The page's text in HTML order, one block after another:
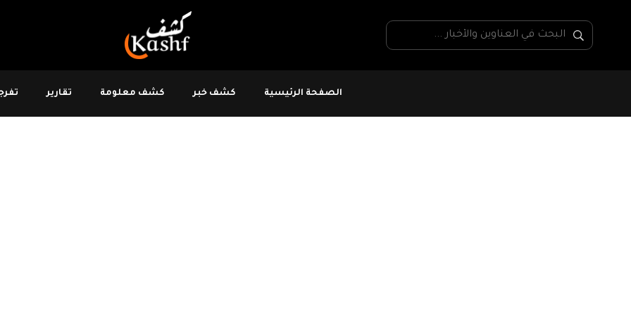
الصفحة الرئيسية كشف خبر كشف معلومة تقارير